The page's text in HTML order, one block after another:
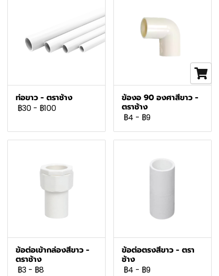
ท่อขาว - ตราช้าง
฿30 - ฿100
ข้องอ 90 องศาสีขาว -
ตราช้าง
฿4 - ฿9
ข้อต่อเข้ากล่องสีขาว -
ตราช้าง
฿3 - ฿8
ข้อต่อตรงสีขาว - ตรา
ช้าง
฿4 - ฿9